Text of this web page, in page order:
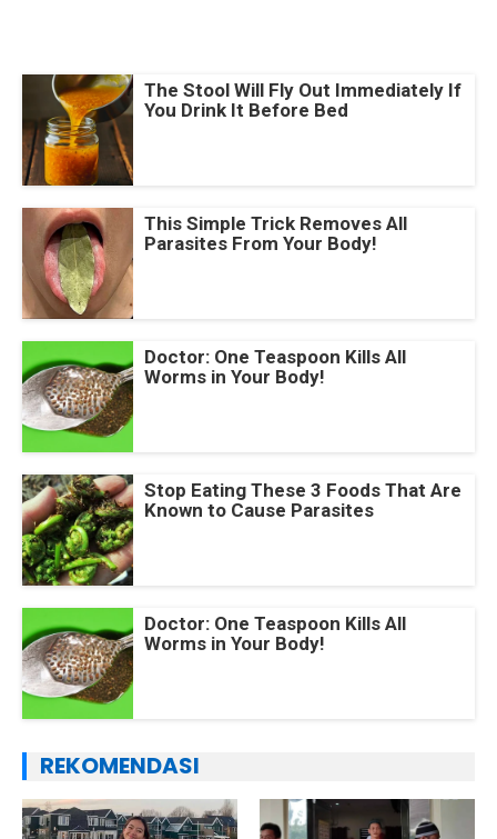
The Stool Will Fly Out Immediately If
You Drink It Before Bed
This Simple Trick Removes All
Parasites From Your Body!
Doctor: One Teaspoon Kills All
Worms in Your Body!
Stop Eating These 3 Foods That Are
Known to Cause Parasites
Doctor: One Teaspoon Kills All
Worms in Your Body!
REKOMENDASI